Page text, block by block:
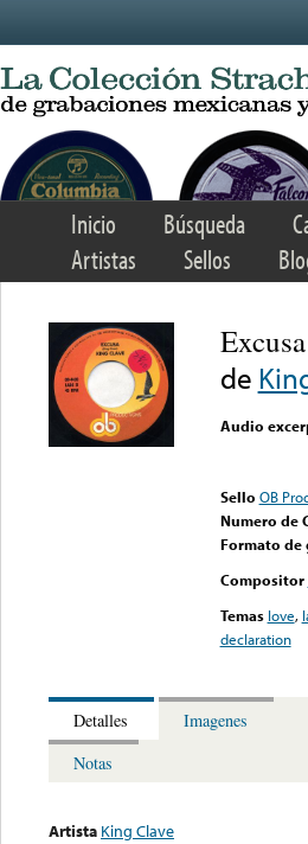
Inicio Búsqueda
Artistas
Sellos
Excusa
de
Audio
Sello OB
Numero de
Formato de
Compositor
Temas love,
declaration
Detalles
Imagenes
Notas
Artista King Clave